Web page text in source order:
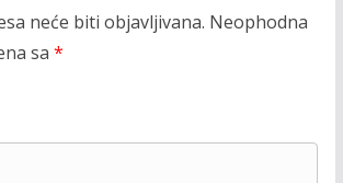
neće biti objavljivana. Neophodna
sa *